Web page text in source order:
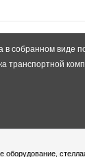
в собранном виде
транспортной
оборудование,